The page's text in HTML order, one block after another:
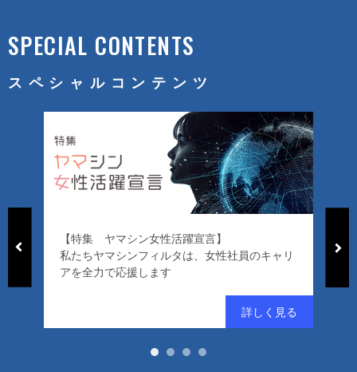
SPECIAL CONTENTS
スペシャルコンテンツ
【特集 ヤマシン女性活躍宣言】
私たちヤマシンフィルタは、女性社員のキャリ
アを全力で応援します
ード